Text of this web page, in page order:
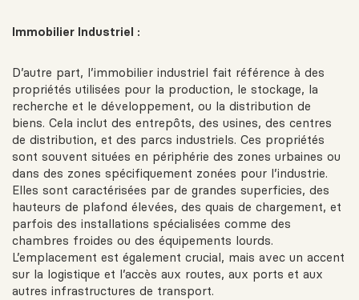
Immobilier Industriel :
D’autre part, l’immobilier industriel fait référence à des
propriétés utilisées pour la production, le stockage, la
recherche et le développement, ou la distribution de
biens. Cela inclut des entrepôts, des usines, des centres
de distribution, et des parcs industriels. Ces propriétés
sont souvent situées en périphérie des zones urbaines ou
dans des zones spécifiquement zonées pour l’industrie.
Elles sont caractérisées par de grandes superficies, des
hauteurs de plafond élevées, des quais de chargement, et
parfois des installations spécialisées comme des
chambres froides ou des équipements lourds.
L’emplacement est également crucial, mais avec un accent
sur la logistique et l’accès aux routes, aux ports et aux
autres infrastructures de transport.